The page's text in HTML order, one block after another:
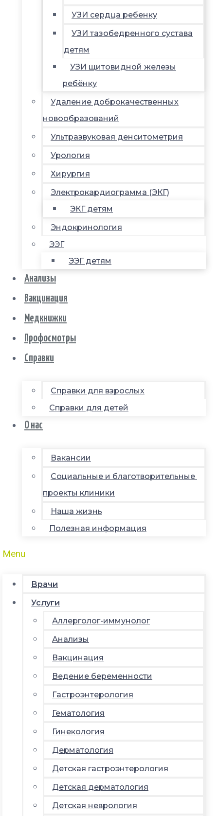
УЗИ сердца ребенку
УЗИ тазобедренного сустава
детям
УЗИ щитовидной железы
ребёнку
Удаление доброкачественных
новообразований
Ультразвуковая денситометрия
Урология
Хирургия
Электрокардиограмма (ЭКГ)
ЭКГ детям
Эндокринология
ЭЭГ
ЭЭГ детям
Анализы
Вакцинация
Медкнижки
Профосмотры
Справки
Справки для взрослых
Справки для детей
О нас
Вакансии
Социальные и благотворительные
проекты клиники
Наша жизнь
Полезная информация
Menu
Врачи
Услуги
Аллерголог-иммунолог
Анализы
Вакцинация
Ведение беременности
Гастроэнтерология
Гематология
Гинекология
Дерматология
Детская гастроэнтерология
Детская дерматология
Детская неврология